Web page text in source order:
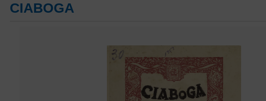
CIABOGA